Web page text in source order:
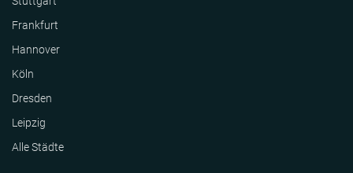
Frankfurt
Hannover
Köln
Dresden
Leipzig
Alle Städte